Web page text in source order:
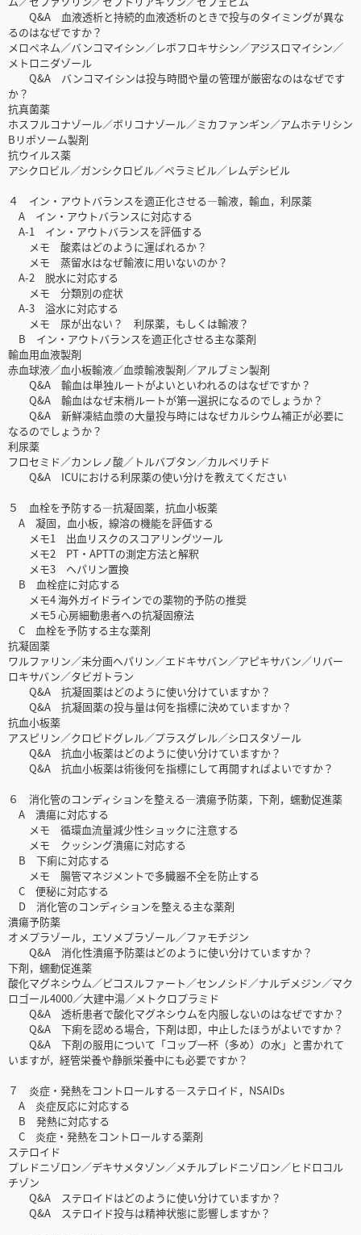
Q&A 血液透析と持続的血液透析のときで投与のタイミングが異な
るのはなぜですか？
メロペネム／バンコマイシン／レボフロキサシン／アジスロマイシン／
メトロニダゾール
Q&A バンコマイシンは投与時間や量の管理が厳密なのはなぜです
か？
抗真菌薬
ホスフルコナゾール／ボリコナゾール／ミカファンギン／アムホテリシン
Bリポソーム製剤
抗ウイルス薬
アシクロビル／ガンシクロビル／ペラミビル／レムデシビル
４ イン・アウトバランスを適正化させる―輸液，輸血，利尿薬
A イン・アウトバランスに対応する
A-1 イン・アウトバランスを評価する
メモ 酸素はどのように運ばれるか？
メモ 蒸留水はなぜ輸液に用いないのか？
A-2 脱水に対応する
メモ 分類別の症状
A-3 溢水に対応する
メモ 尿が出ない？ 利尿薬，もしくは輸液？
B イン・アウトバランスを適正化させる主な薬剤
輸血用血液製剤
赤血球液／血小板輸液／血漿輸液製剤／アルブミン製剤
Q&A 輸血は単独ルートがよいといわれるのはなぜですか？
Q&A 輸血はなぜ末梢ルートが第一選択になるのでしょうか？
Q&A 新鮮凍結血漿の大量投与時にはなぜカルシウム補正が必要に
なるのでしょうか？
利尿薬
フロセミド／カンレノ酸／トルバプタン／カルペリチド
Q&A ICUにおける利尿薬の使い分けを教えてください
５ 血栓を予防する―抗凝固薬，抗血小板薬
A 凝固，血小板，線溶の機能を評価する
メモ1 出血リスクのスコアリングツール
メモ2 PT・APTTの測定方法と解釈
メモ3 ヘパリン置換
B 血栓症に対応する
メモ4 海外ガイドラインでの薬物的予防の推奨
メモ5 心房細動患者への抗凝固療法
C 血栓を予防する主な薬剤
抗凝固薬
ワルファリン／未分画ヘパリン／エドキサバン／アピキサバン／リバー
ロキサバン／タビガトラン
Q&A 抗凝固薬はどのように使い分けていますか？
Q&A 抗凝固薬の投与量は何を指標に決めていますか？
抗血小板薬
アスピリン／クロピドグレル／プラスグレル／シロスタゾール
Q&A 抗血小板薬はどのように使い分けていますか？
Q&A 抗血小板薬は術後何を指標にして再開すればよいですか？
６ 消化管のコンディションを整える―潰瘍予防薬，下剤，蠕動促進薬
A 潰瘍に対応する
メモ 循環血流量減少性ショックに注意する
メモ クッシング潰瘍に対応する
B 下痢に対応する
メモ 腸管マネジメントで多臓器不全を防止する
C 便秘に対応する
D 消化管のコンディションを整える主な薬剤
潰瘍予防薬
オメプラゾール，エソメプラゾール／ファモチジン
Q&A 消化性潰瘍予防薬はどのように使い分けていますか？
下剤，蠕動促進薬
酸化マグネシウム／ピコスルファート／センノシド／ナルデメジン／マク
ロゴール4000／大建中湯／メトクロプラミド
Q&A 透析患者で酸化マグネシウムを内服しないのはなぜですか？
Q&A 下痢を認める場合，下剤は即，中止したほうがよいですか？
Q&A 下剤の服用について「コップ一杯（多め）の水」と書かれて
いますが，経管栄養や静脈栄養中にも必要ですか？
７ 炎症・発熱をコントロールする―ステロイド，NSAIDs
A 炎症反応に対応する
B 発熱に対応する
C 炎症・発熱をコントロールする薬剤
ステロイド
プレドニゾロン／デキサメタゾン／メチルプレドニゾロン／ヒドロコル
チゾン
Q&A ステロイドはどのように使い分けていますか？
Q&A ステロイド投与は精神状態に影響しますか？